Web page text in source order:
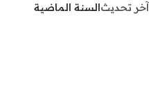
آخر تحديثالسنة الماضية